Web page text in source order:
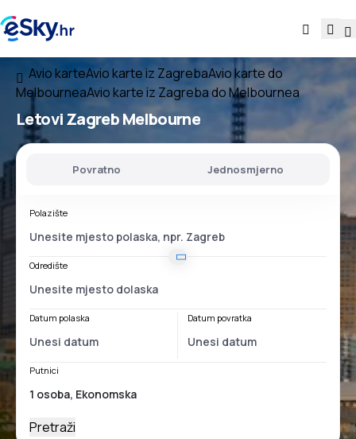
Avio karteAvio karte iz ZagrebaAvio karte do
MelbourneaAvio karte iz Zagreba do Melbournea
LetoviZagreb Melbourne
Povratno Jednosmjerno
Polazište
Odredište
Datum polaska Datum povratka
Putnici
Pretraži